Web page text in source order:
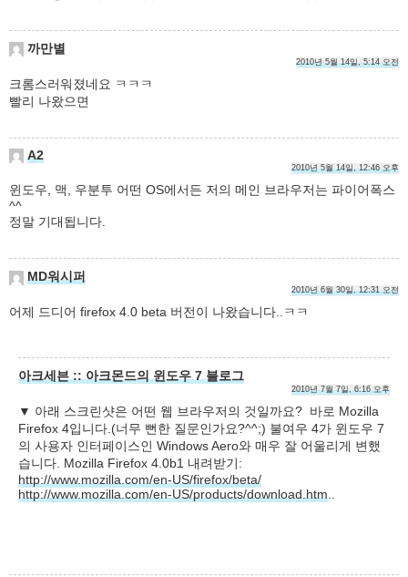
까만별
2010년 5월 14일, 5:14 오전
크롬스러워졌네요 ㅋㅋㅋ
빨리 나왔으면
A2
2010년 5월 14일, 12:46 오후
윈도우, 맥, 우분투 어떤 OS에서든 저의 메인 브라우저는 파이어폭스
^^
정말 기대됩니다.
MD워시퍼
2010년 6월 30일, 12:31 오전
어제 드디어 firefox 4.0 beta 버전이 나왔습니다..ㅋㅋ
아크세븐 :: 아크몬드의 윈도우 7 블로그
2010년 7월 7일, 6:16 오후
▼ 아래 스크린샷은 어떤 웹 브라우저의 것일까요? 바로 Mozilla
Firefox 4입니다.(너무 뻔한 질문인가요?^^;) 불여우 4가 윈도우 7
의 사용자 인터페이스인 Windows Aero와 매우 잘 어울리게 변했
습니다. Mozilla Firefox 4.0b1 내려받기:
http://www.mozilla.com/en-US/firefox/beta/
http://www.mozilla.com/en-US/products/download.htm..